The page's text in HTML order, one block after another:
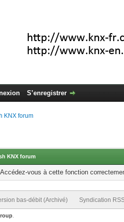
S’enregistrer
KNX forum
KNX forum
vous à cette fonction
bas-débit (Archivé) Syndication
.